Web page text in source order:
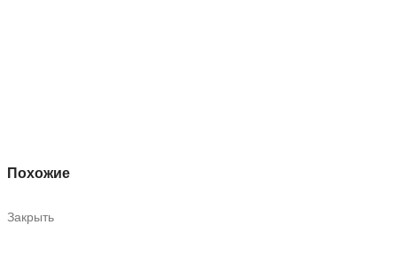
Похожие
Закрыть